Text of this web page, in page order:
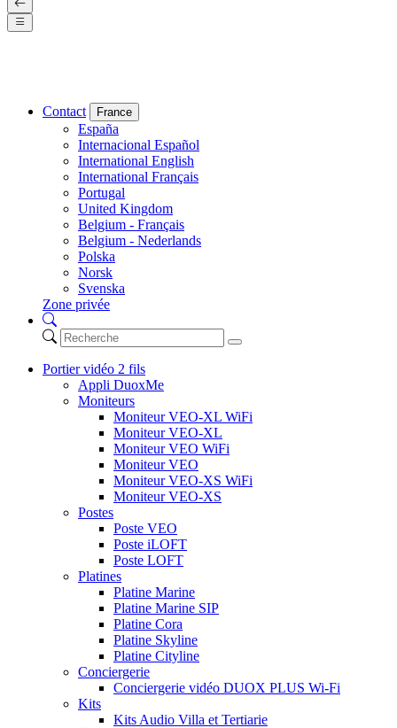
Contact France
España
Internacional Español
International English
International Français
Portugal
United Kingdom
Belgium - Français
Belgium - Nederlands
Polska
Norsk
Svenska
Zone privée
Portier vidéo 2 fils
Appli DuoxMe
Moniteurs
Moniteur VEO-XL WiFi
Moniteur VEO-XL
Moniteur VEO WiFi
Moniteur VEO
Moniteur VEO-XS WiFi
Moniteur VEO-XS
Postes
Poste VEO
Poste iLOFT
Poste LOFT
Platines
Platine Marine
Platine Marine SIP
Platine Cora
Platine Skyline
Platine Cityline
Conciergerie
Conciergerie vidéo DUOX PLUS Wi-Fi
Kits
Kits Audio Villa et Tertiarie